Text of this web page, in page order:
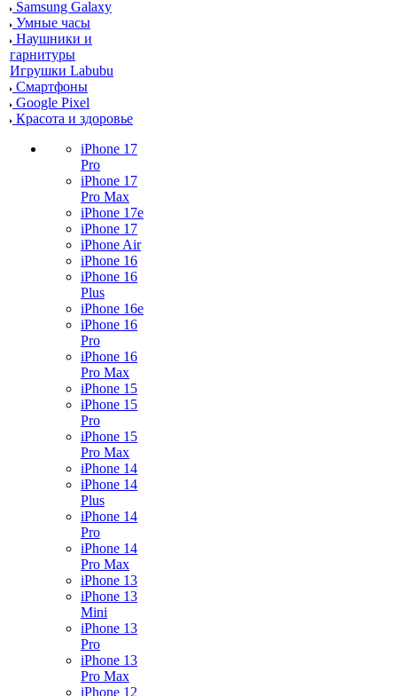
Samsung Galaxy
Умные часы
Наушники и
гарнитуры
Игрушки Labubu
Смартфоны
Google Pixel
Красота и здоровье
iPhone 17
Pro
iPhone 17
Pro Max
iPhone 17e
iPhone 17
iPhone Air
iPhone 16
iPhone 16
Plus
iPhone 16e
iPhone 16
Pro
iPhone 16
Pro Max
iPhone 15
iPhone 15
Pro
iPhone 15
Pro Max
iPhone 14
iPhone 14
Plus
iPhone 14
Pro
iPhone 14
Pro Max
iPhone 13
iPhone 13
Mini
iPhone 13
Pro
iPhone 13
Pro Max
iPhone 12